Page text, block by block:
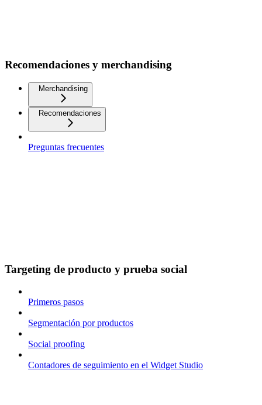
Recomendaciones y merchandising
Merchandising
Recomendaciones
Preguntas frecuentes
Targeting de producto y prueba social
Primeros pasos
Segmentación por productos
Social proofing
Contadores de seguimiento en el Widget Studio